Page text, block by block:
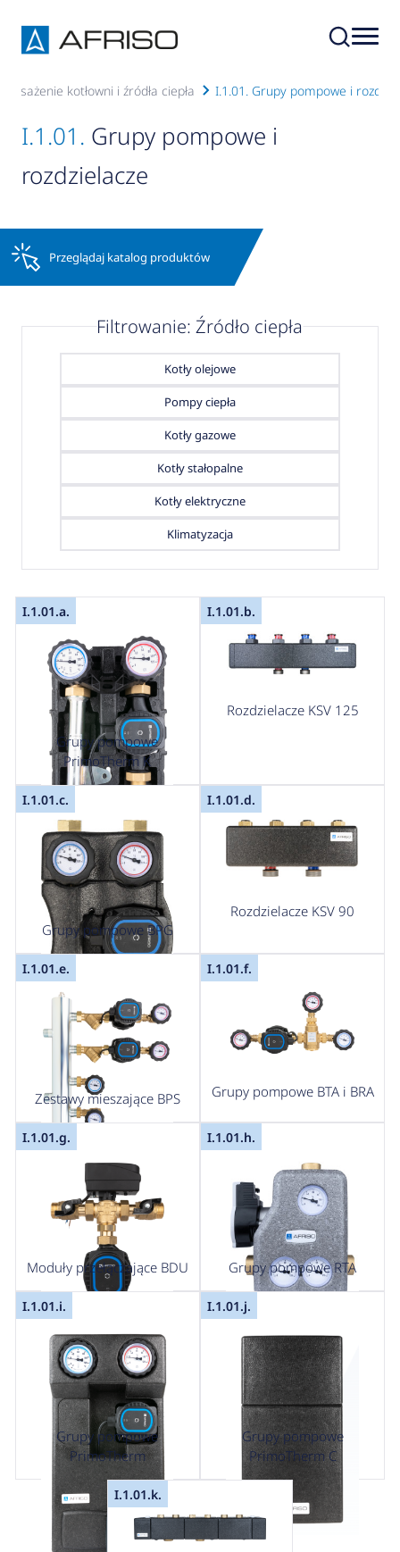
kotłowni i źródła ciepła I.1.01. Grupy pompowe i
I.1.01. Grupy pompowe i
rozdzielacze
Przeglądaj katalog produktów
Filtrowanie: Źródło ciepła
Kotły olejowe
Pompy ciepła
Kotły gazowe
Kotły stałopalne
Kotły elektryczne
Klimatyzacja
I.1.01.a.
Grupy pompowe
PrimoTherm K
I.1.01.b.
Rozdzielacze KSV 125
I.1.01.c.
Grupy pompowe BPG
I.1.01.d.
Rozdzielacze KSV 90
I.1.01.e.
Zestawy mieszające BPS
I.1.01.f.
Grupy pompowe BTA i BRA
I.1.01.g.
Moduły przełączające BDU
I.1.01.h.
Grupy pompowe RTA
I.1.01.i.
Grupy pompowe
PrimoTherm
I.1.01.j.
Grupy pompowe
PrimoTherm C
I.1.01.k.